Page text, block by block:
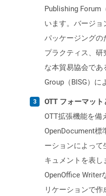
Publishing Forum
います。バージョ
パッケージングの
プラクティス、
な本貿易協会であ
Group（BISG）に
OTT フォーマッ
OTT拡張機能を備
OpenDocument標
ーションによって
キュメントを表
OpenOffice Writer
リケーションで